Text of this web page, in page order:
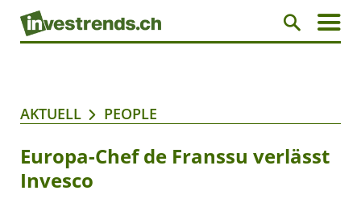
AKTUELL PEOPLE
Europa-Chef de Franssu verlässt
Invesco